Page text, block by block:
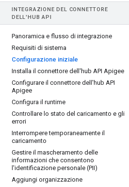
INTEGRAZIONE DEL CONNETTORE
DELL'HUB API
Panoramica e flusso di integrazione
Requisiti di sistema
Configurazione iniziale
Installa il connettore dell'hub API Apigee
Configurare il connettore dell'hub API
Apigee
Configura il runtime
Controllare lo stato del caricamento e gli
errori
Interrompere temporaneamente il
caricamento
Gestire il mascheramento delle
informazioni che consentono
l'identificazione personale (PII)
Aggiungi organizzazione